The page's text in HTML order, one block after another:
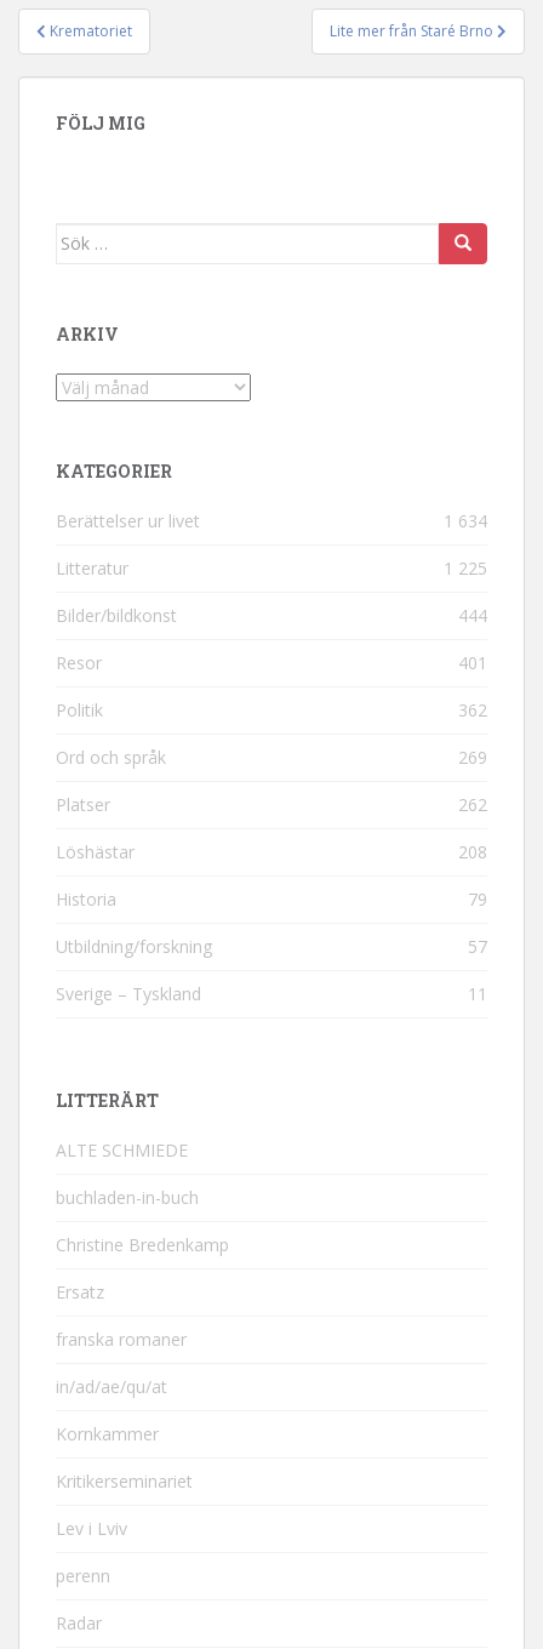
Inläggsnavigering
Krematoriet Lite mer från Staré Brno
FÖLJ MIG
Sök efter:
ARKIV
Arkiv
KATEGORIER
Berättelser ur livet 1 634
Litteratur 1 225
Bilder/bildkonst 444
Resor 401
Politik 362
Ord och språk 269
Platser 262
Löshästar 208
Historia 79
Utbildning/forskning 57
Sverige – Tyskland 11
LITTERÄRT
ALTE SCHMIEDE
buchladen-in-buch
Christine Bredenkamp
Ersatz
franska romaner
in/ad/ae/qu/at
Kornkammer
Kritikerseminariet
Lev i Lviv
perenn
Radar